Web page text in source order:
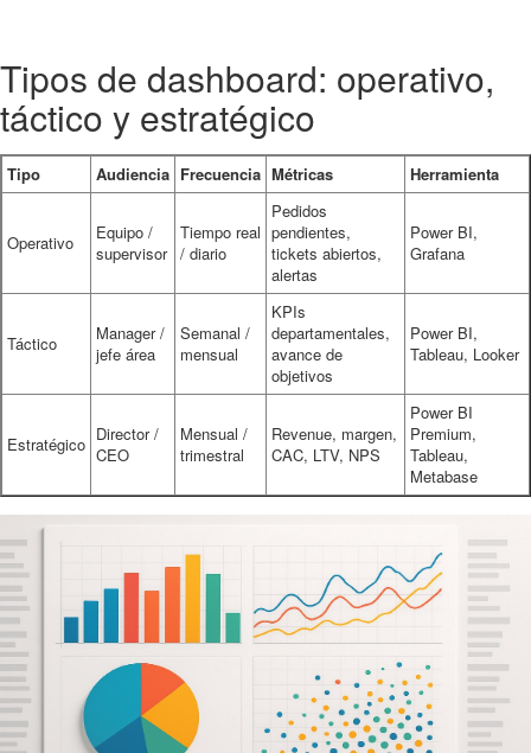
Tipos de dashboard: operativo,
táctico y estratégico
Tipo Audiencia Frecuencia Métricas Herramienta
Operativo
Equipo /
supervisor
Tiempo real
/ diario
Pedidos
pendientes,
tickets abiertos,
alertas
Power BI,
Grafana
Táctico
Manager /
jefe área
Semanal /
mensual
KPIs
departamentales,
avance de
objetivos
Power BI,
Tableau, Looker
Estratégico Director /
CEO
Mensual /
trimestral
Revenue, margen,
CAC, LTV, NPS
Power BI
Premium,
Tableau,
Metabase